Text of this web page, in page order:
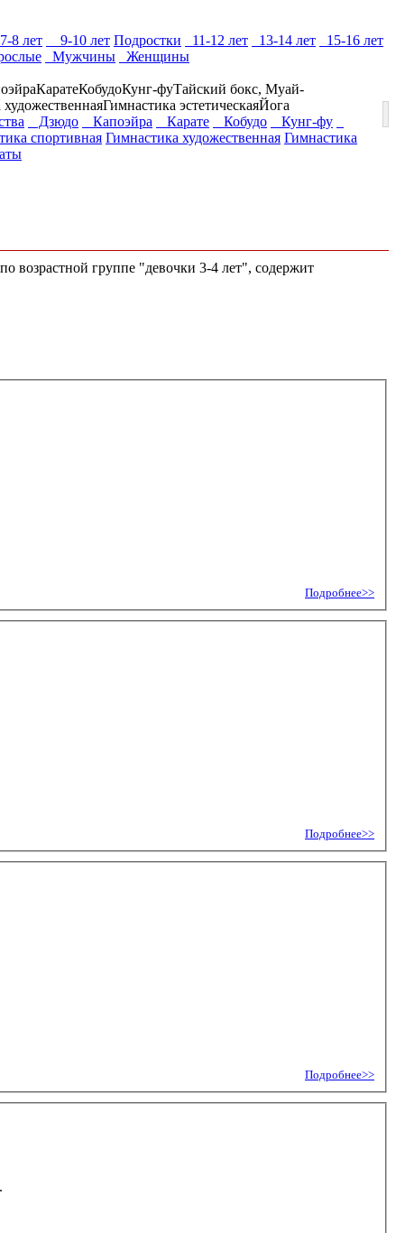
8 лет 9-10 лет Подростки 11-12 лет 13-14 лет
15-16 лет
Мужчины
Женщины
КаратеКобудоКунг-фуТайский бокс, Муай-
Гимнастика эстетическаяЙога
Дзюдо Капоэйра Карате Кобудо
Кунг-фу
спортивная Гимнастика художественная Гимнастика
возрастной группе "девочки 3-4 лет", содержит
Подробнее>>
Подробнее>>
Подробнее>>